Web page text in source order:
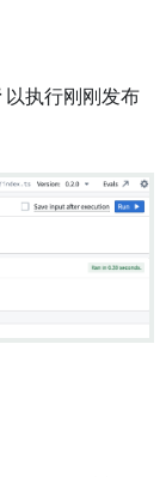
以执行刚刚发布